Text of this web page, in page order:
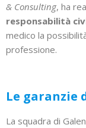
& Consulting, ha
responsabilità
medico la
professione.
Le garanzie
La squadra di